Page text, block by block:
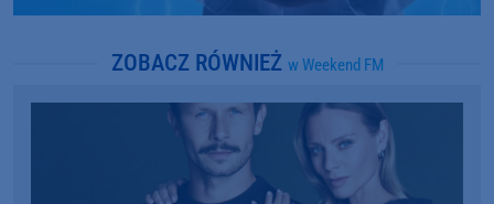
ZOBACZ RÓWNIEŻ w Weekend FM